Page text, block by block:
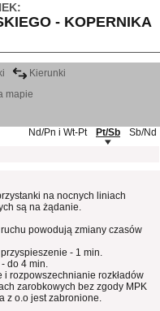
- KOPERNIKA
Kierunki
mapie
Nd/Pn i Wt-Pt
Pt/Sb
Sb/Nd
na nocnych liniach
są na żądanie.
ruchu powodują zmiany czasów
- 1 min.
do 4 min.
i rozpowszechnianie rozkładów
zarobkowych bez zgody MPK
z o.o jest zabronione.